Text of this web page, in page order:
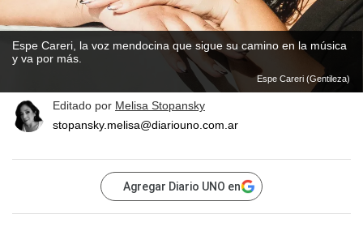
Espe Careri, la voz mendocina que sigue su camino en la música
y va por más.
Espe Careri (Gentileza)
Editado por Melisa Stopansky
stopansky.melisa@diariouno.com.ar
Agregar Diario UNO en